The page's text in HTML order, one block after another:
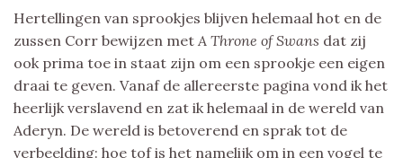
Hertellingen van sprookjes blijven helemaal hot en de
zussen Corr bewijzen met A Throne of Swans dat zij
ook prima toe in staat zijn om een sprookje een eigen
draai te geven. Vanaf de allereerste pagina vond ik het
heerlijk verslavend en zat ik helemaal in de wereld van
Aderyn. De wereld is betoverend en sprak tot de
verbeelding: hoe tof is het namelijk om in een vogel te